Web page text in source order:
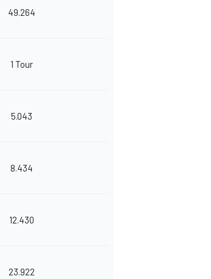
49.264
1 Tour
5.043
8.434
12.430
23.922